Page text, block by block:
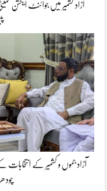
آزاد کشمیر میں جوائنٹ ایکشن
آزاد جموں و کشمیر کے